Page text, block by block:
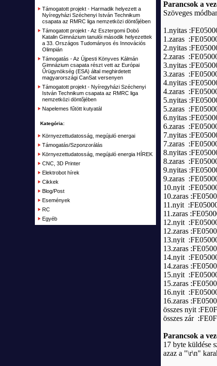
Kábel szerelékek
Vegyes csatlakozók
Csatlakozó
Elektromos bicikli
RC Hajók, csónakok, vitorlások
Szimulátorok
Távirányítók, vevők RC
Akku töltők, adapterek
Alkatrészek, Tuning
Kiegészítők, Építőanyag
Elemek, akkumulátorok
Plusz
Kifutott termékek
Garázs
Támogatott projekt - Harmadik helyezett a
Nyíregyházi Széchenyi István Technikum
csapata az RMRC liga nemzetközi döntőjében
Támogatott projekt - Az Esztergomi Dobó
Katalin Gimnázium tanulói második helyezettek
a 33. Országos Tudományos és Innovációs
Olimpián
Támogatás - Az Újpesti Könyves Kálmán
Gimnázium csapata részt vett az Európai
Űrügynökség (ESA) által meghirdetett
magyarországi CanSat versenyen
Támogatott projekt - Nyíregyházi Széchenyi
István Technikum csapata az RMRC liga
nemzetközi döntőjében
Napelemes fűtött kutyatál
Kategória:
Környezettudatosság, megújuló energai
Támogatás/Szponzorálás
Környezettudatosság, megújuló energia HÍREK
CNC, 3D Printer
Elektrobot hírek
Cikkek
Blog/Post
Események
RC
Egyéb
Parancsok a
Szöveges
1.nyitas
1.zaras
2.nyitas
2.zaras
3.nyitas
3.zaras
4.nyitas
4.zaras
5.nyitas
5.zaras
6.nyitas
6.zaras
7.nyitas
7.zaras
8.nyitas
8.zaras
9.nyitas
9.zaras
10.nyit
10.zaras
11.nyit
11.zaras
12.nyit
12.zaras
13.nyit
13.zaras
14.nyit
14.zaras
15.nyit
15.zaras
16.nyit
16.zaras
összes nyit
összes zár
Parancsok a
17 byte küldése
azaz a "\r\n"